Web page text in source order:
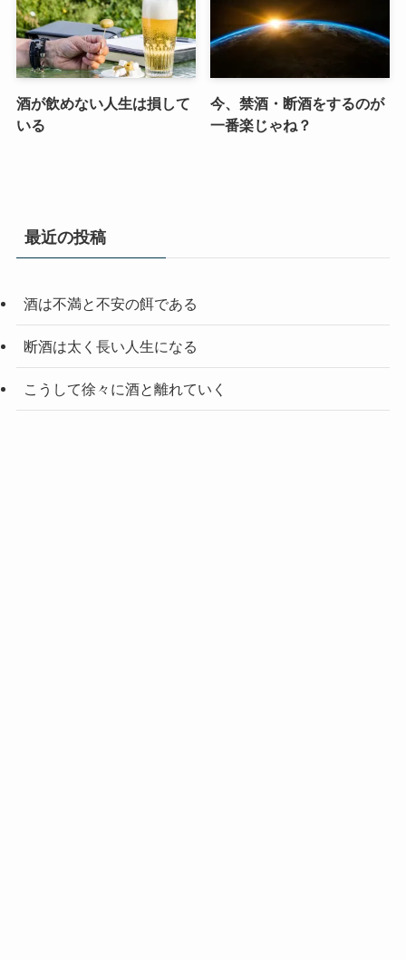
酒が飲めない人生は損して
いる
今、禁酒・断酒をするのが
一番楽じゃね？
最近の投稿
酒は不満と不安の餌である
断酒は太く長い人生になる
こうして徐々に酒と離れていく